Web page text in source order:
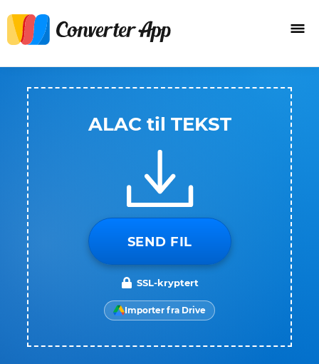
ALAC til TEKST
SEND FIL
SSL-kryptert
Importer fra Drive